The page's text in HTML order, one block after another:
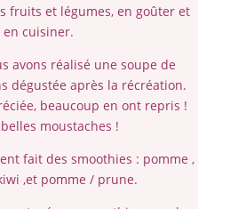
fruits et légumes, en goûter et
en cuisiner.
avons réalisé une soupe de
dégustée après la récréation.
beaucoup en ont repris !
moustaches !
fait des smoothies : pomme ,
,et pomme / prune.